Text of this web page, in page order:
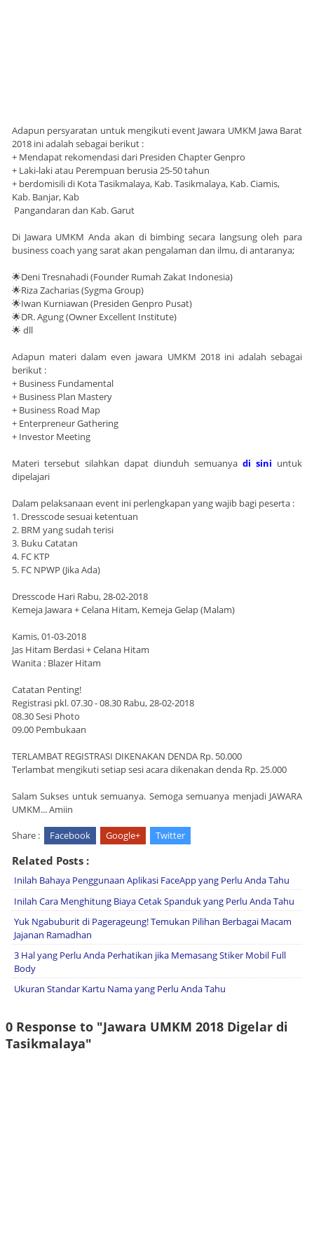
Adapun persyaratan untuk mengikuti event Jawara UMKM Jawa Barat
2018 ini adalah sebagai berikut :
+ Mendapat rekomendasi dari Presiden Chapter Genpro
+ Laki-laki atau Perempuan berusia 25-50 tahun
+ berdomisili di Kota Tasikmalaya, Kab. Tasikmalaya, Kab. Ciamis,
Kab. Banjar, Kab
Pangandaran dan Kab. Garut
Di Jawara UMKM Anda akan di bimbing secara langsung oleh para
business coach yang sarat akan pengalaman dan ilmu, di antaranya;
🌟Deni Tresnahadi (Founder Rumah Zakat Indonesia)
🌟Riza Zacharias (Sygma Group)
🌟Iwan Kurniawan (Presiden Genpro Pusat)
🌟DR. Agung (Owner Excellent Institute)
🌟 dll
Adapun materi dalam even jawara UMKM 2018 ini adalah sebagai
berikut :
+ Business Fundamental
+ Business Plan Mastery
+ Business Road Map
+ Enterpreneur Gathering
+ Investor Meeting
Materi tersebut silahkan dapat diunduh semuanya di sini untuk
dipelajari
Dalam pelaksanaan event ini perlengkapan yang wajib bagi peserta :
1. Dresscode sesuai ketentuan
2. BRM yang sudah terisi
3. Buku Catatan
4. FC KTP
5. FC NPWP (Jika Ada)
Dresscode Hari Rabu, 28-02-2018
Kemeja Jawara + Celana Hitam, Kemeja Gelap (Malam)
Kamis, 01-03-2018
Jas Hitam Berdasi + Celana Hitam
Wanita : Blazer Hitam
Catatan Penting!
Registrasi pkl. 07.30 - 08.30 Rabu, 28-02-2018
08.30 Sesi Photo
09.00 Pembukaan
TERLAMBAT REGISTRASI DIKENAKAN DENDA Rp. 50.000
Terlambat mengikuti setiap sesi acara dikenakan denda Rp. 25.000
Salam Sukses untuk semuanya. Semoga semuanya menjadi JAWARA
UMKM... Amiin
Share : Facebook Google+ Twitter
Related Posts :
Inilah Bahaya Penggunaan Aplikasi FaceApp yang Perlu Anda Tahu
Inilah Cara Menghitung Biaya Cetak Spanduk yang Perlu Anda Tahu
Yuk Ngabuburit di Pagerageung! Temukan Pilihan Berbagai Macam
Jajanan Ramadhan
3 Hal yang Perlu Anda Perhatikan jika Memasang Stiker Mobil Full
Body
Ukuran Standar Kartu Nama yang Perlu Anda Tahu
0 Response to "Jawara UMKM 2018 Digelar di
Tasikmalaya"